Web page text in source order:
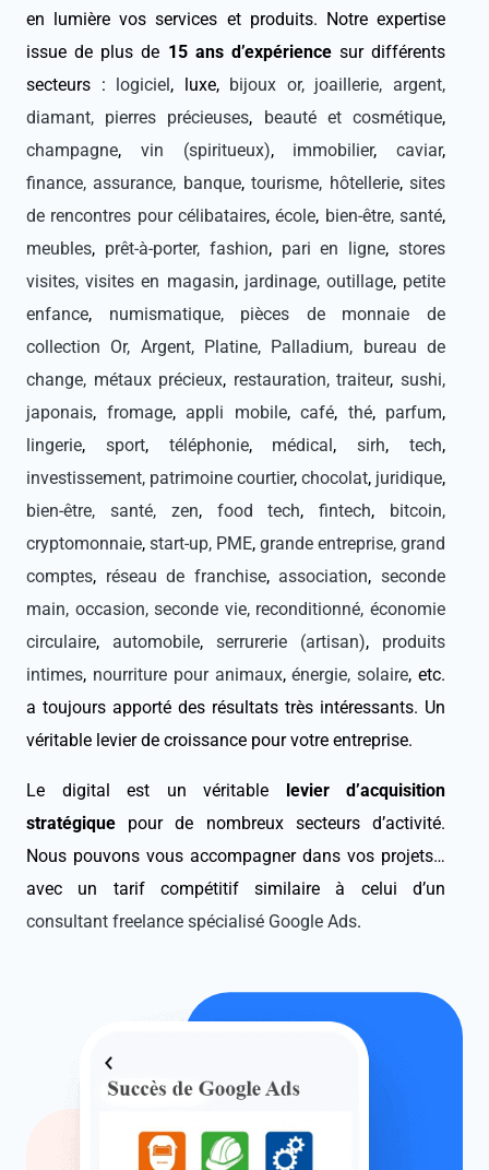
en lumière vos services et produits. Notre expertise
issue de plus de 15 ans d’expériencesur différents
secteurs : logiciel, luxe, bijoux or, joaillerie, argent,
diamant, pierres précieuses, beauté et cosmétique,
champagne, vin (spiritueux), immobilier, caviar,
finance, assurance, banque,tourisme, hôtellerie,sites
de rencontres pour célibataires,école, bien-être, santé,
meubles, prêt-à-porter, fashion, pari en ligne,stores
visites, visites en magasin, jardinage, outillage, petite
enfance, numismatique, pièces de monnaie de
collection Or, Argent, Platine, Palladium, bureau de
change, métaux précieux, restauration, traiteur,sushi,
japonais, fromage, appli mobile, café, thé, parfum,
lingerie, sport, téléphonie, médical,sirh,tech,
investissement, patrimoine courtier, chocolat, juridique,
bien-être, santé, zen, food tech,fintech, bitcoin,
cryptomonnaie, start-up, PME, grande entreprise, grand
comptes, réseau de franchise, association,seconde
main, occasion, seconde vie, reconditionné, économie
circulaire, automobile, serrurerie (artisan), produits
intimes, nourriture pour animaux,énergie, solaire, etc.
a toujours apporté des résultats très intéressants. Un
véritable levier de croissance pour votre entreprise.
Le digital est un véritable levier d’acquisition
stratégique pour de nombreux secteurs d’activité.
Nous pouvons vous accompagner dans vos projets…
avec un tarif compétitif similaire à celui d’un
consultant freelance spécialisé Google Ads.